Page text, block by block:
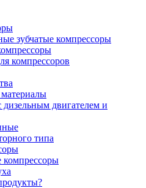
зубчатые компрессоры
компрессоров
двигателем и
типа